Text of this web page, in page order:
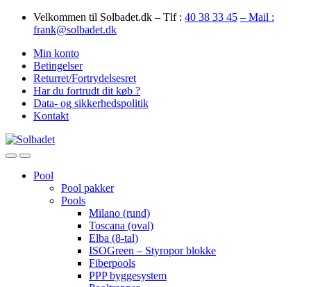
Skip
Skip
Velkommen til Solbadet.dk – Tlf : 40 38 33 45 – Mail :
frank@solbadet.dk
Min konto
Betingelser
Returret/Fortrydelsesret
Har du fortrudt dit køb ?
Data- og sikkerhedspolitik
Kontakt
OpenClose
Pool
Pool pakker
Pools
Milano (rund)
Toscana (oval)
Elba (8-tal)
ISOGreen – Styropor blokke
Fiberpools
PPP byggesystem